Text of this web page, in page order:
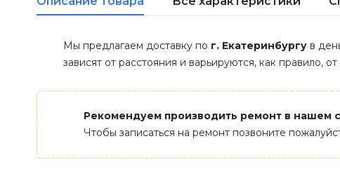
Мы предлагаем доставку по г. Екатеринбургу в
зависят от расстояния и варьируются, как правило,
Рекомендуем производить ремонт в нашем
Чтобы записаться на ремонт позвоните